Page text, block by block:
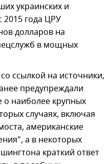
украинских и
2015 года ЦРУ
долларов на
в мощных
ссылкой на источники,
предупреждали
о наиболее крупных
случаях, включая
американские
а в некоторых
краткий ответ